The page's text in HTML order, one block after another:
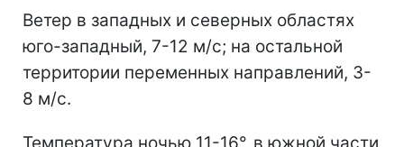
Ветер в западных и северных областях
юго-западный, 7-12 м/с; на остальной
территории переменных направлений, 3-
8 м/с.